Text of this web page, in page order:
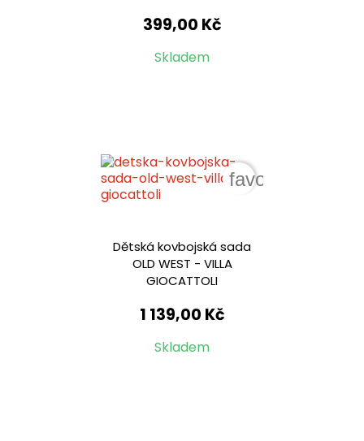
399,00 Kč
Skladem
Dětská kovbojská sada
OLD WEST - VILLA
GIOCATTOLI
1 139,00 Kč
Skladem
favorite_border